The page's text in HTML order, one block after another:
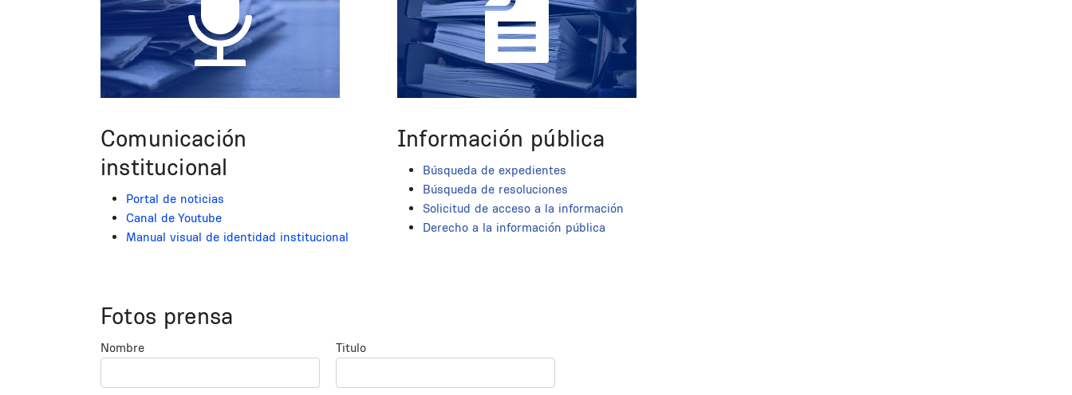
Comunicación
institucional
Portal de noticias
Canal de Youtube
Manual visual de identidad institucional
Información pública
Búsqueda de expedientes
Búsqueda de resoluciones
Solicitud de acceso a la información
Derecho a la información pública
Fotos prensa
Nombre Titulo